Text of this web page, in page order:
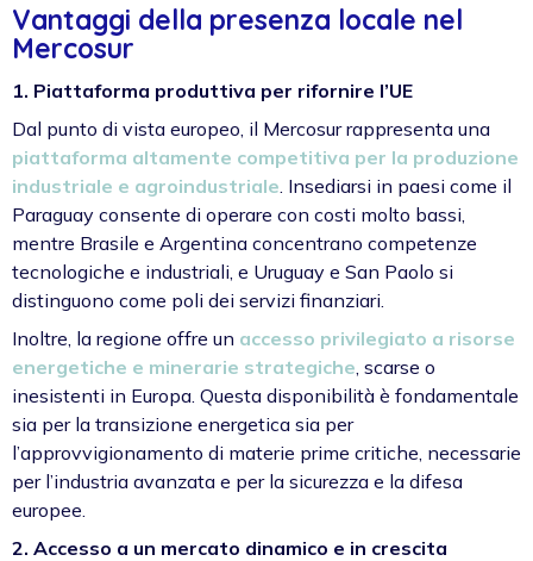
Vantaggi della presenza locale nel
Mercosur
1. Piattaforma produttiva per rifornire l’UE
Dal punto di vista europeo, il Mercosur rappresenta una
piattaforma altamente competitiva per la produzione
industriale e agroindustriale . Insediarsi in paesi come il
Paraguay consente di operare con costi molto bassi,
mentre Brasile e Argentina concentrano competenze
tecnologiche e industriali, e Uruguay e San Paolo si
distinguono come poli dei servizi finanziari.
Inoltre, la regione offre un accesso privilegiato a risorse
energetiche e minerarie strategiche , scarse o
inesistenti in Europa. Questa disponibilità è fondamentale
sia per la transizione energetica sia per
l’approvvigionamento di materie prime critiche, necessarie
per l’industria avanzata e per la sicurezza e la difesa
europee.
2. Accesso a un mercato dinamico e in crescita